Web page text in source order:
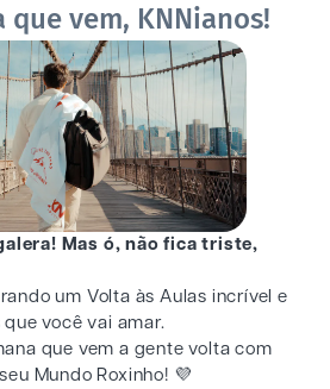
que vem, KNNianos!
Mas ó, não fica triste,
um Volta às Aulas incrível e
você vai amar.
que vem a gente volta com
Mundo Roxinho! 💜